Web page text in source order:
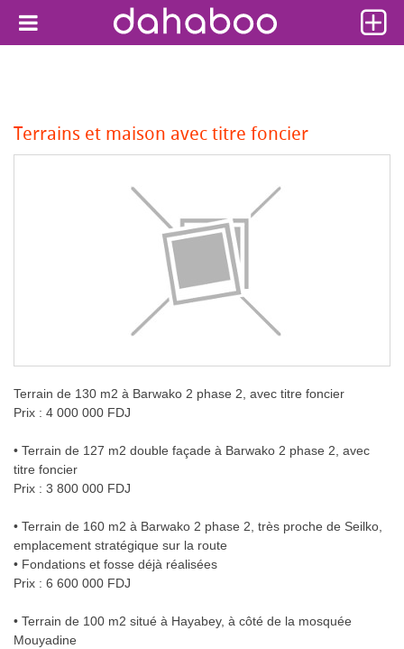
Terrains et maison avec titre foncier
Terrain de 130 m2 à Barwako 2 phase 2, avec titre foncier
Prix : 4 000 000 FDJ
• Terrain de 127 m2 double façade à Barwako 2 phase 2, avec
titre foncier
Prix : 3 800 000 FDJ
• Terrain de 160 m2 à Barwako 2 phase 2, très proche de Seilko,
emplacement stratégique sur la route
• Fondations et fosse déjà réalisées
Prix : 6 600 000 FDJ
• Terrain de 100 m2 situé à Hayabey, à côté de la mosquée
Mouyadine